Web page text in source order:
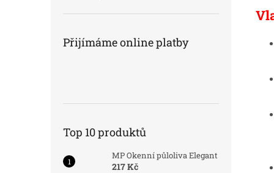
Přijímáme online platby
Top 10 produktů
MP Okenní půloliva Elegant
217 Kč